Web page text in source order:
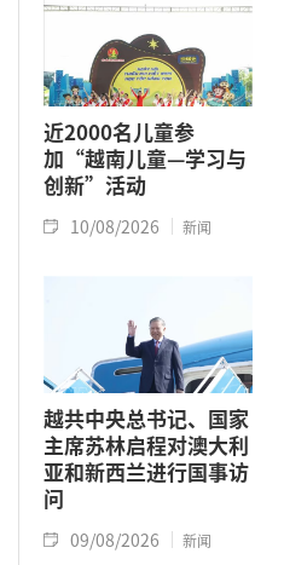
近2000名儿童参
加“越南儿童—学习与
创新”活动
10/08/2026 新闻
越共中央总书记、国家
主席苏林启程对澳大利
亚和新西兰进行国事访
问
09/08/2026 新闻